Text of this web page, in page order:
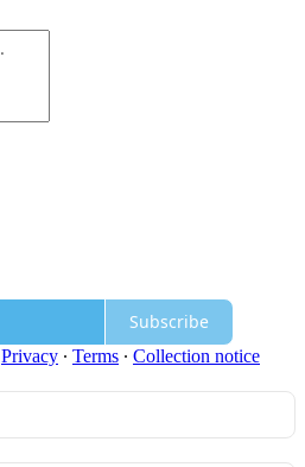
Subscribe
Privacy ∙ Terms ∙ Collection notice